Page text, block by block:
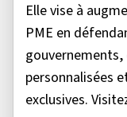
Elle vise à
PME en
personnalisées
exclusives.